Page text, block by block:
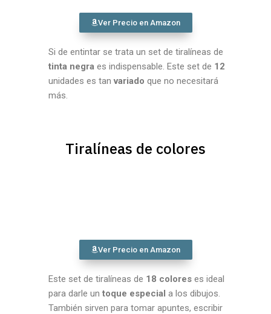
Ver Precio en Amazon
Si de entintar se trata un set de tiralíneas de
tinta negra es indispensable. Este set de 12
unidades es tanvariado que no necesitará
más.
Tiralíneas de colores
Ver Precio en Amazon
Este set de tiralíneas de 18 colores es ideal
para darle un toque especial a los dibujos.
También sirven para tomar apuntes, escribir